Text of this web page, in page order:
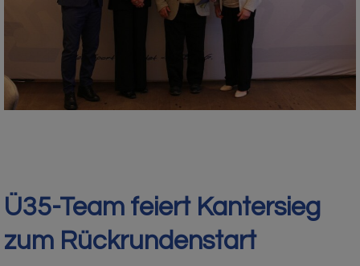
Ü35-Team feiert Kantersieg
zum Rückrundenstart